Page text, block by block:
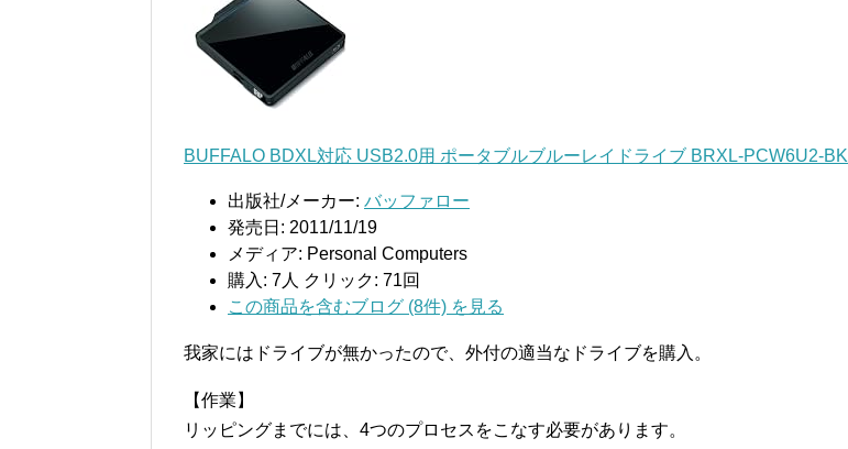
BUFFALO BDXL対応 USB2.0用 ポータブルブルーレイドライブ BRXL-PCW6U2-BK
出版社/メーカー: バッファロー
発売日: 2011/11/19
メディア: Personal Computers
購入 : 7人 クリック: 71回
この商品を含むブログ (8件) を見る
我家にはドライブが無かったので、外付の適当なドライブを購入。
【作業】
リッピングまでには、4つのプロセスをこなす必要があります。